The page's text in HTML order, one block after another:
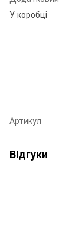
У коробці
Артикул
Відгуки